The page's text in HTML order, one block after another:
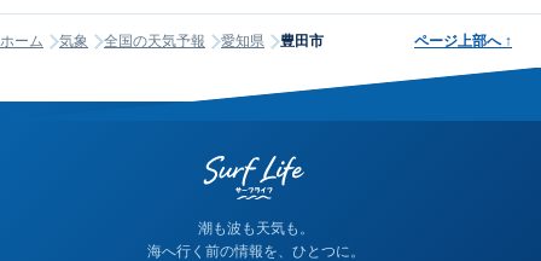
ホーム 気象 全国の天気予報 愛知県 豊田市 ページ上部へ ↑
潮も波も天気も。
海へ行く前の情報を、ひとつに。